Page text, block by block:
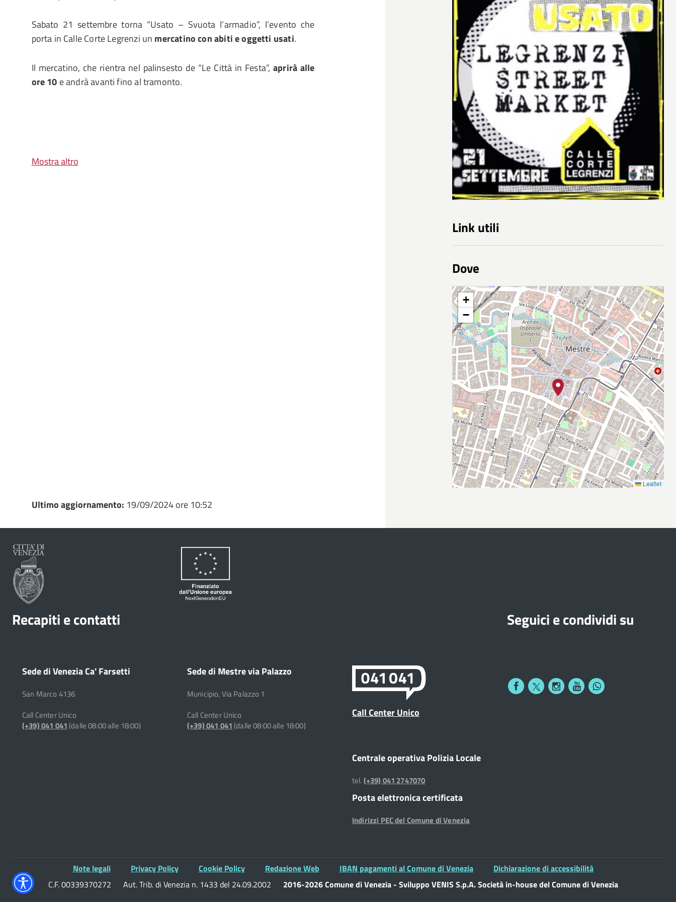
Sabato 21 settembre torna “Usato – Svuota l’armadio”, l’evento che
porta in Calle Corte Legrenzi un mercatino con abiti e oggetti usati.
Il mercatino, che rientra nel palinsesto de “Le Città in Festa”, aprirà alle
ore 10 e andrà avanti fino al tramonto.
Mostra altro
Link utili
Dove
+
−
Leaflet
Ultimo aggiornamento: 19/09/2024 ore 10:52
Recapiti e contatti
Sede di Venezia Ca' Farsetti
San Marco 4136
Call Center Unico
(+39) 041 041(dalle 08:00 alle 18:00)
Sede di Mestre via Palazzo
Municipio, Via Palazzo 1
Call Center Unico
(+39) 041 041(dalle 08:00 alle 18:00)
Call Center Unico
Centrale operativa Polizia Locale
tel.(+39) 041 2747070
Posta elettronica certificata
Indirizzi PEC del Comune di Venezia
Seguici e condividi su
Note legali Privacy Policy Cookie Policy Redazione Web IBAN pagamenti al Comune di Venezia
Dichiarazione di accessibilità
C.F. 00339370272
Aut. Trib. di Venezia n. 1433 del 24.09.2002 2016-2026 Comune di Venezia - Sviluppo VENIS S.p.A. Società in-house del Comune di Venezia